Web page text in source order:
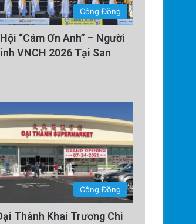
Cộng Đồng
“Cám Ơn Anh” – Người
VNCH 2026 Tại San
Cộng Đồng
Thành Khai Trương Chi